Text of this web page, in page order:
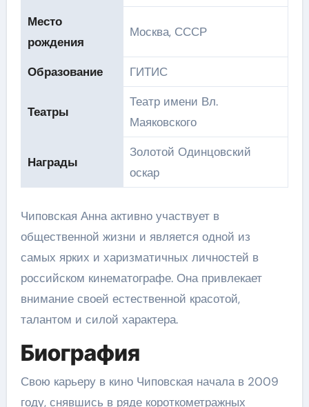
Место
рождения
Москва, СССР
Образование ГИТИС
Театры
Театр имени Вл.
Маяковского
Награды
Золотой Одинцовский
оскар
Чиповская Анна активно участвует в
общественной жизни и является одной из
самых ярких и харизматичных личностей в
российском кинематографе. Она привлекает
внимание своей естественной красотой,
талантом и силой характера.
Биография
Свою карьеру в кино Чиповская начала в 2009
году, снявшись в ряде короткометражных